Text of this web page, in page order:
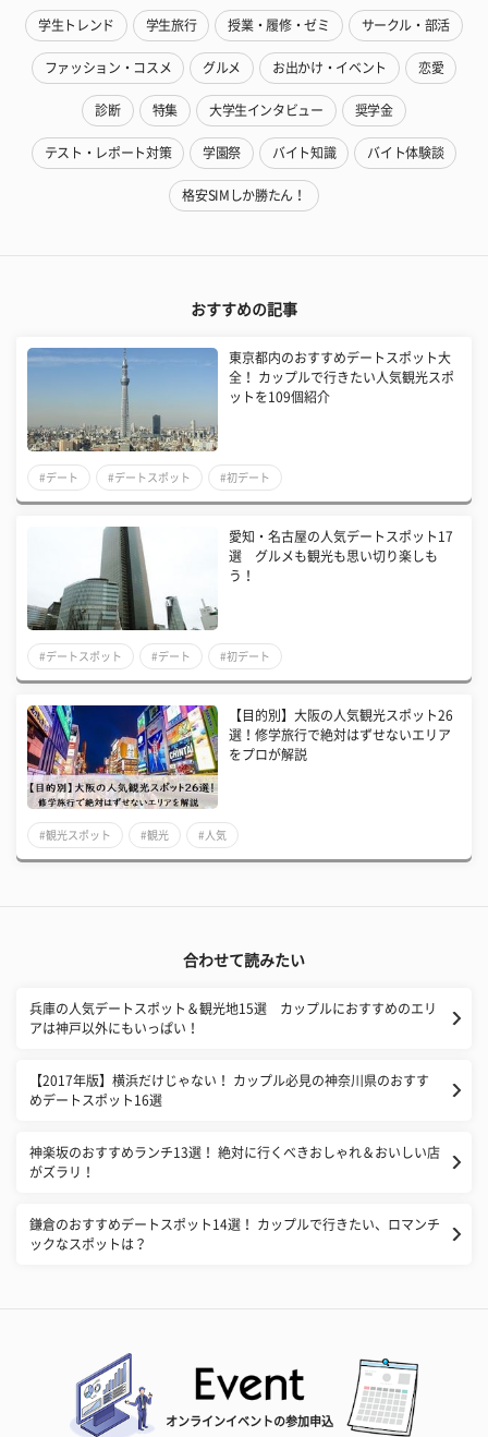
学生トレンド 学生旅行 授業・履修・ゼミ サークル・部活
ファッション・コスメ グルメ お出かけ・イベント 恋愛
診断 特集 大学生インタビュー 奨学金
テスト・レポート対策 学園祭 バイト知識 バイト体験談
格安SIMしか勝たん！
おすすめの記事
東京都内のおすすめデートスポット大
全！ カップルで行きたい人気観光スポ
ットを109個紹介
#デート #デートスポット #初デート
愛知・名古屋の人気デートスポット17
選 グルメも観光も思い切り楽しも
う！
#デートスポット #デート #初デート
【目的別】大阪の人気観光スポット26
選！修学旅行で絶対はずせないエリア
をプロが解説
#観光スポット #観光 #人気
合わせて読みたい
兵庫の人気デートスポット＆観光地15選 カップルにおすすめのエリ
アは神戸以外にもいっぱい！
【2017年版】横浜だけじゃない！ カップル必見の神奈川県のおすす
めデートスポット16選
神楽坂のおすすめランチ13選！ 絶対に行くべきおしゃれ＆おいしい店
がズラリ！
鎌倉のおすすめデートスポット14選！ カップルで行きたい、ロマンチ
ックなスポットは？
オンラインイベントの参加申込